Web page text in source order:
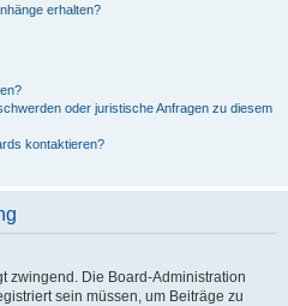
erhalten?
oder juristische Anfragen zu diesem
kontaktieren?
zwingend. Die Board-Administration
sein müssen, um Beiträge zu